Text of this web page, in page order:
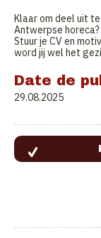
Klaar om deel uit
Antwerpse horeca?
Stuur je CV en
word jij wel het
Date de
29.08.2025